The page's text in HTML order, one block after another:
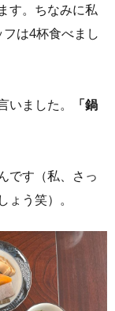
す。ちなみに私
は4杯食べまし
ました。
「鍋
です（私、さっ
う笑）。